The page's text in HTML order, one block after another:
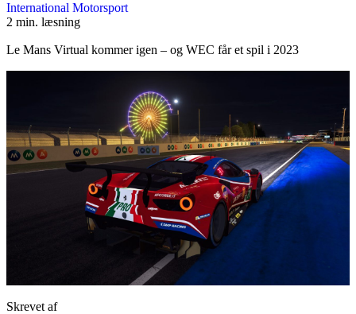
International Motorsport
2 min. læsning
Le Mans Virtual kommer igen – og WEC får et spil i 2023
Skrevet af